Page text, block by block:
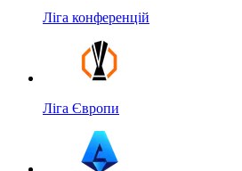
Ліга конференцій
Ліга Європи